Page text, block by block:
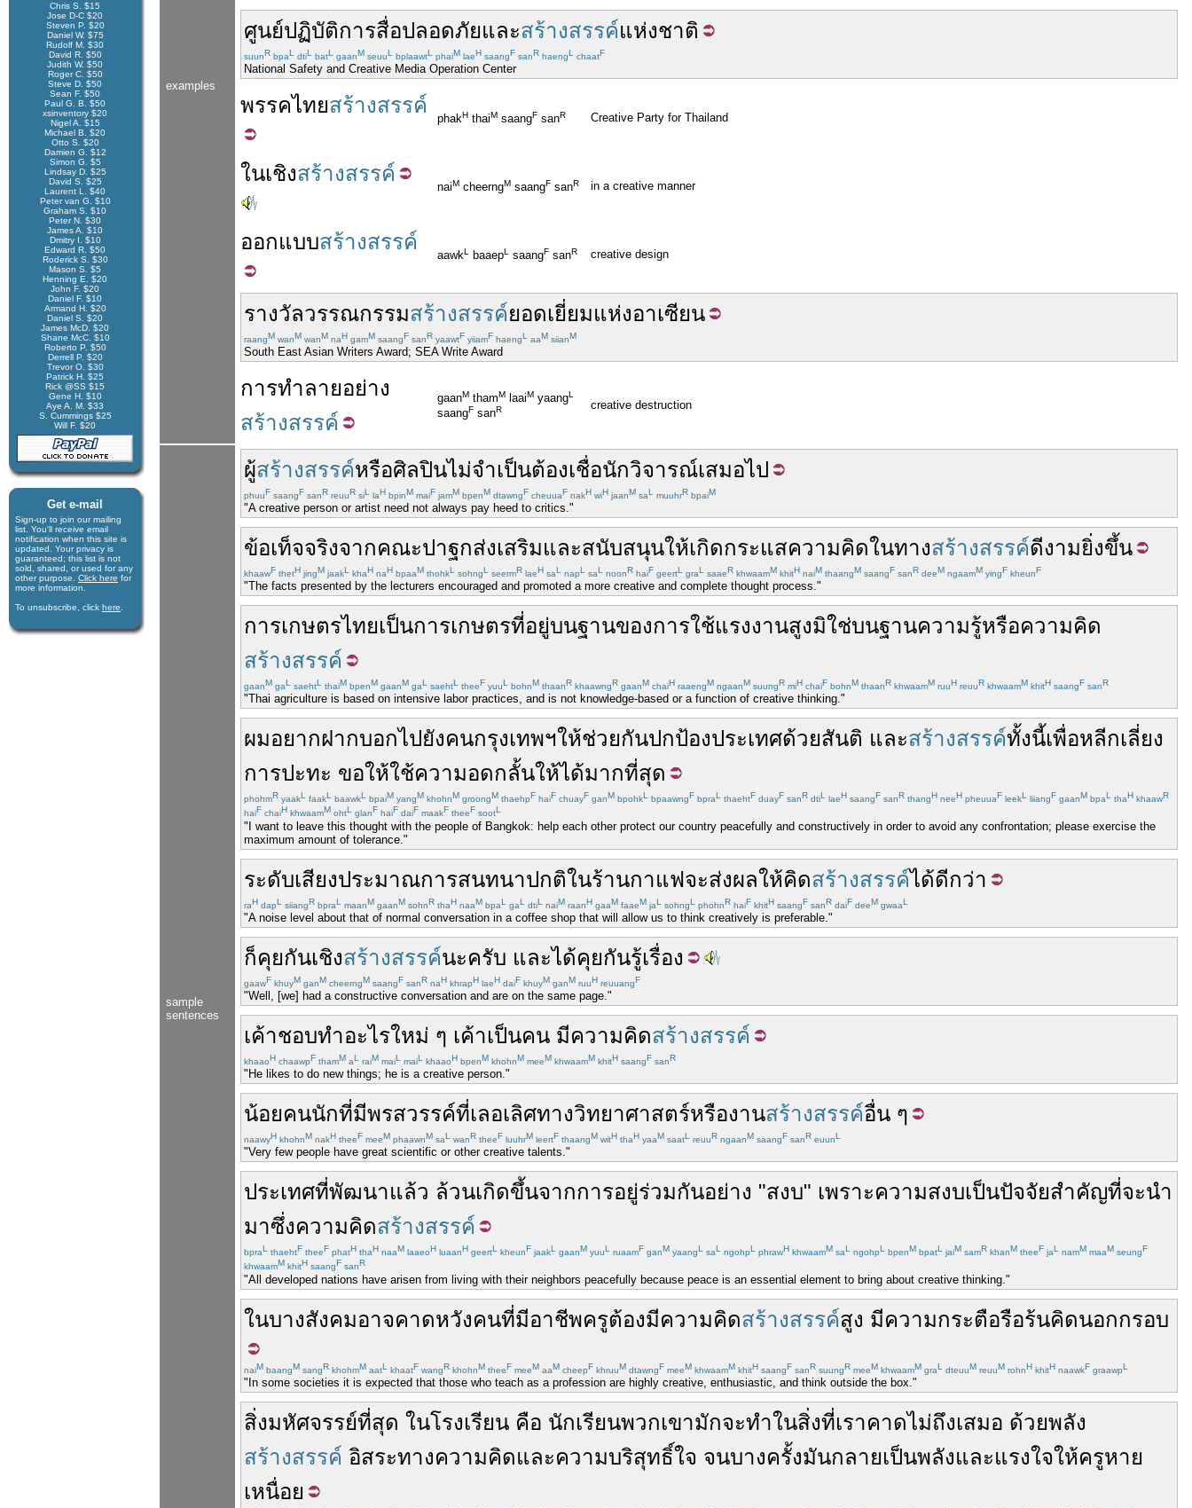
Chris S. $15
Jose D-C $20
Steven P. $20
Daniel W. $75
Rudolf M. $30
David R. $50
Judith W. $50
Roger C. $50
Steve D. $50
Sean F. $50
Paul G. B. $50
xsinventory $20
Nigel A. $15
Michael B. $20
Otto S. $20
Damien G. $12
Simon G. $5
Lindsay D. $25
David S. $25
Laurent L. $40
Peter van G. $10
Graham S. $10
Peter N. $30
James A. $10
Dmitry I. $10
Edward R. $50
Roderick S. $30
Mason S. $5
Henning E. $20
John F. $20
Daniel F. $10
Armand H. $20
Daniel S. $20
James McD. $20
Shane McC. $10
Roberto P. $50
Derrell P. $20
Trevor O. $30
Patrick H. $25
Rick @SS $15
Gene H. $10
Aye A. M. $33
S. Cummings $25
Will F. $20
Get e-mail
Sign-up to join our mail­ing
list. You'll receive e­mail
notification when this site is
updated. Your privacy is
guaran­teed; this list is not
sold, shared, or used for any
other purpose. Click here for
more infor­mation.
To unsubscribe, click here
examples
ศูนย์ปฏิบัติการสื่อปลอดภัยและสร้างสรรค์แห่งชาติ
suunR bpaL dtiL batL gaanM seuuL bplaawtL phaiM laeH saangF sanR haengL chaatF
National Safety and Creative Media Operation Center
พรรคไทยสร้างสรรค์
phakH thaiM saangF sanR Creative Party for Thailand
ในเชิงสร้างสรรค์
naiM cheerngM saangF sanR in a creative manner
ออกแบบสร้างสรรค์
aawkL baaepL saangF sanR creative design
รางวัลวรรณกรรมสร้างสรรค์ยอดเยี่ยมแห่งอาเซียน
raangM wanM wanM naH gamM saangF sanR yaawtF yiiamF haengL aaM siianM
South East Asian Writers Award; SEA Write Award
การทำลายอย่าง
สร้างสรรค์
gaanM thamM laaiM yaangL
saangF sanR creative destruction
sample
sentences
ผู้สร้างสรรค์หรือศิลปินไม่จำเป็นต้องเชื่อนักวิจารณ์เสมอไป
phuuF saangF sanR reuuR siL laH bpinM maiF jamM bpenM dtawngF cheuuaF nakH wiH jaanM saL muuhrR bpaiM
"A creative person or artist need not always pay heed to critics."
ข้อเท็จจริงจากคณะปาฐกส่งเสริมและสนับสนุนให้เกิดกระแสความคิดในทางสร้างสรรค์ดีงามยิ่งขึ้น
khaawF thetH jingM jaakL khaH naH bpaaM thohkL sohngL seermR laeH saL napL saL noonR haiF geertL graL saaeR khwaamM khitH naiM thaangM saangF sanR deeM ngaamM yingF kheunF
"The facts presented by the lecturers encouraged and promoted a more creative and complete thought process."
การเกษตรไทยเป็นการเกษตรที่อยู่บนฐานของการใช้แรงงานสูงมิใช่บนฐานความรู้หรือความคิด
สร้างสรรค์
gaanM gaL saehtL thaiM bpenM gaanM gaL saehtL theeF yuuL bohnM thaanR khaawngR gaanM chaiH raaengM ngaanM suungR miH chaiF bohnM thaanR khwaamM ruuH reuuR khwaamM khitH saangF sanR
"Thai agriculture is based on intensive labor practices, and is not knowledge-based or a function of creative thinking."
ผมอยากฝากบอกไปยังคนกรุงเทพฯให้ช่วยกันปกป้องประเทศด้วยสันติ และสร้างสรรค์ทั้งนี้เพื่อหลีกเลี่ยง
การปะทะ ขอให้ใช้ความอดกลั้นให้ได้มากที่สุด
phohmR yaakL faakL baawkL bpaiM yangM khohnM groongM thaehpF haiF chuayF ganM bpohkL bpaawngF bpraL thaehtF duayF sanR dtiL laeH saangF sanR thangH neeH pheuuaF leekL liiangF gaanM bpaL thaH khaawR
haiF chaiH khwaamM ohtL glanF haiF daiF maakF theeF sootL
"I want to leave this thought with the people of Bangkok: help each other protect our country peacefully and constructively in order to avoid any confrontation; please exercise the
maximum amount of tolerance."
ระดับเสียงประมาณการสนทนาปกติในร้านกาแฟจะส่งผลให้คิดสร้างสรรค์ได้ดีกว่า
raH dapL siiangR bpraL maanM gaanM sohnR thaH naaM bpaL gaL dtiL naiM raanH gaaM faaeM jaL sohngL phohnR haiF khitH saangF sanR daiF deeM gwaaL
"A noise level about that of normal conversation in a coffee shop that will allow us to think creatively is preferable."
ก็คุยกันเชิงสร้างสรรค์นะครับ และได้คุยกันรู้เรื่อง
gaawF khuyM ganM cheerngM saangF sanR naH khrapH laeH daiF khuyM ganM ruuH reuuangF
"Well, [we] had a constructive conversation and are on the same page."
เค้าชอบทำอะไรใหม่ ๆ เค้าเป็นคน มีความคิดสร้างสรรค์
khaaoH chaawpF thamM aL raiM maiL maiL khaaoH bpenM khohnM meeM khwaamM khitH saangF sanR
"He likes to do new things; he is a creative person."
น้อยคนนักที่มีพรสวรรค์ที่เลอเลิศทางวิทยาศาสตร์หรืองานสร้างสรรค์อื่น ๆ
naawyH khohnM nakH theeF meeM phaawnM saL wanR theeF luuhrM leertF thaangM witH thaH yaaM saatL reuuR ngaanM saangF sanR euunL
"Very few people have great scientific or other creative talents."
ประเทศที่พัฒนาแล้ว ล้วนเกิดขึ้นจากการอยู่ร่วมกันอย่าง "สงบ" เพราะความสงบเป็นปัจจัยสำคัญที่จะนำ
มาซึ่งความคิดสร้างสรรค์
bpraL thaehtF theeF phatH thaH naaM laaeoH luaanH geertL kheunF jaakL gaanM yuuL ruaamF ganM yaangL saL ngohpL phrawH khwaamM saL ngohpL bpenM bpatL jaiM samR khanM theeF jaL namM maaM seungF
khwaamM khitH saangF sanR
"All developed nations have arisen from living with their neighbors peacefully because peace is an essential element to bring about creative thinking."
ในบางสังคมอาจคาดหวังคนที่มีอาชีพครูต้องมีความคิดสร้างสรรค์สูง มีความกระตือรือร้นคิดนอกกรอบ
naiM baangM sangR khohmM aatL khaatF wangR khohnM theeF meeM aaM cheepF khruuM dtawngF meeM khwaamM khitH saangF sanR suungR meeM khwaamM graL dteuuM reuuM rohnH khitH naawkF graawpL
"In some societies it is expected that those who teach as a profession are highly creative, enthusiastic, and think outside the box."
สิ่งมหัศจรรย์ที่สุด ในโรงเรียน คือ นักเรียนพวกเขามักจะทำในสิ่งที่เราคาดไม่ถึงเสมอ ด้วยพลัง
สร้างสรรค์ อิสระทางความคิดและความบริสุทธิ์ใจ จนบางครั้งมันกลายเป็นพลังและแรงใจให้ครูหาย
เหนื่อย